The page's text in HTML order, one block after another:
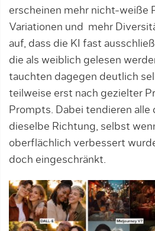
erscheinen mehr nicht-weiße
Variationen und mehr
auf, dass die KI fast
die als weiblich gelesen
tauchten dagegen deutlich
teilweise erst nach gezielter
Prompts. Dabei tendieren alle
dieselbe Richtung, selbst
oberflächlich verbessert
doch eingeschränkt.